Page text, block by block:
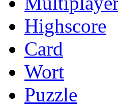
Highscore
Card
Wort
Puzzle